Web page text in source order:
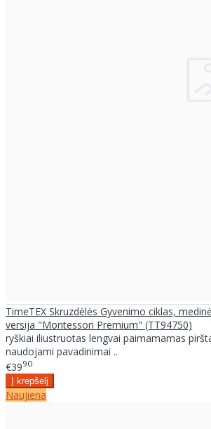
TimeTEX Skruzdėlės Gyvenimo ciklas,
versija "Montessori Premium" (TT94750)
ryškiai iliustruotas lengvai paimamamas
naudojami pavadinimai ..
€3990
Naujiena